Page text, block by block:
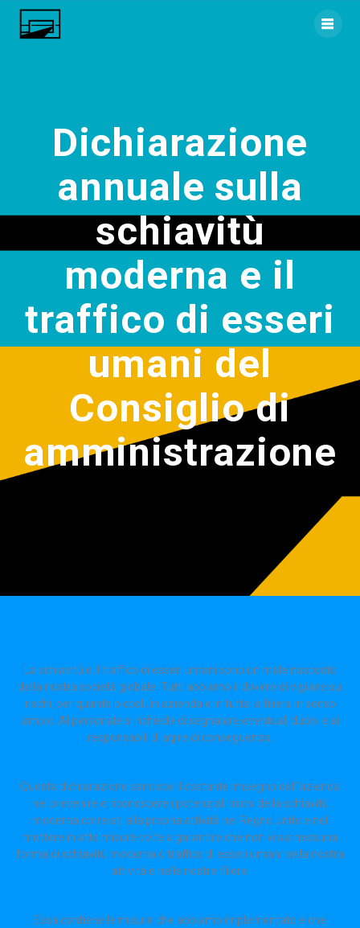
Dichiarazione
annuale sulla
schiavitù
moderna e il
traffico di esseri
umani del
Consiglio di
amministrazione
La schiavitù e il traffico di esseri umani sono un male nascosto
della nostra società globale. Tutti abbiamo il dovere di vigilare sui
rischi, per quanto piccoli, in azienda e in tutta la filiera in senso
ampio. Al personale si richiede di segnalare eventuali dubbi e ai
responsabili di agire di conseguenza.
Questa dichiarazione sancisce il costante impegno dell’azienda
nel prevenire e riconoscere i potenziali rischi della schiavitù
moderna correlati alla propria attività nel Regno Unito e nel
mettere in atto misure volte a garantire che non vi sia nessuna
forma di schiavitù moderna o traffico di esseri umani nella nostra
attività e nelle nostre filiere.
Essa contiene le misure che abbiamo implementato e che